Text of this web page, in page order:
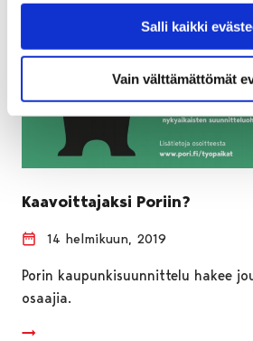
Salli kaikki
Vain välttämättömät
Kaavoittajaksi Poriin?
14 helmikuun, 2019
Porin kaupunkisuunnittelu hakee
osaajia.